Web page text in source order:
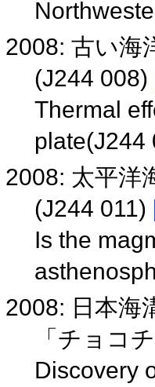
2008: 古い海
(J244 008)
Thermal
plate(J244
2008: 太平洋
(J244 011)
Is the
2008: 日本海
「チョコ
Discovery